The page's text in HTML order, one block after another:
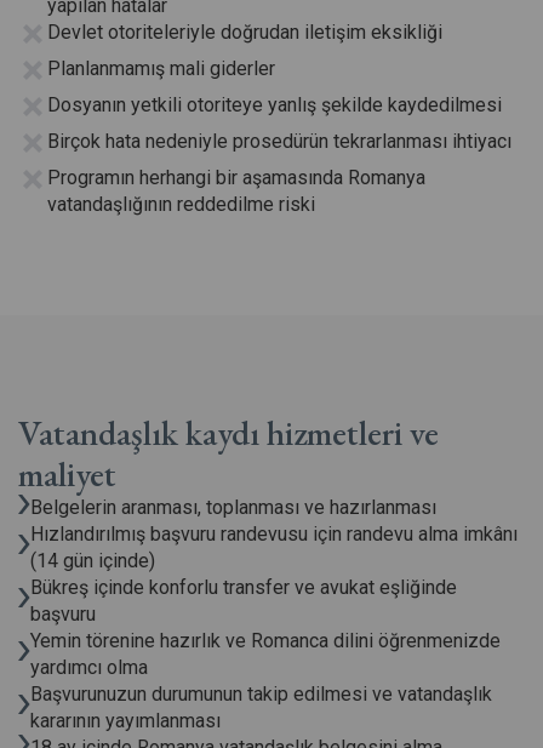
yapılan hatalar
Devlet otoriteleriyle doğrudan iletişim eksikliği
Planlanmamış mali giderler
Dosyanın yetkili otoriteye yanlış şekilde kaydedilmesi
Birçok hata nedeniyle prosedürün tekrarlanması ihtiyacı
Programın herhangi bir aşamasında Romanya
vatandaşlığının reddedilme riski
Vatandaşlık kaydı hizmetlerive
maliyet
Belgelerin aranması, toplanması ve hazırlanması
Hızlandırılmış başvuru randevusu için randevu alma imkânı
(14 gün içinde)
Bükreş içinde konforlu transfer ve avukat eşliğinde
başvuru
Yemin törenine hazırlık ve Romanca dilini öğrenmenizde
yardımcı olma
Başvurunuzun durumunun takip edilmesi ve vatandaşlık
kararının yayımlanması